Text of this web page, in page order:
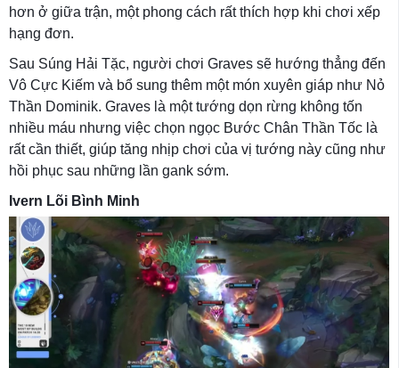
hơn ở giữa trận, một phong cách rất thích hợp khi chơi xếp
hạng đơn.
Sau Súng Hải Tặc, người chơi Graves sẽ hướng thẳng đến
Vô Cực Kiếm và bổ sung thêm một món xuyên giáp như Nỏ
Thần Dominik. Graves là một tướng dọn rừng không tốn
nhiều máu nhưng việc chọn ngọc Bước Chân Thần Tốc là
rất cần thiết, giúp tăng nhịp chơi của vị tướng này cũng như
hồi phục sau những lần gank sớm.
Ivern Lõi Bình Minh